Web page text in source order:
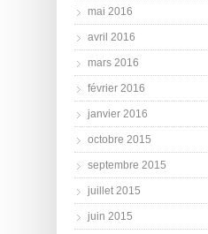
mai 2016
avril 2016
mars 2016
février 2016
janvier 2016
octobre 2015
septembre 2015
juillet 2015
juin 2015